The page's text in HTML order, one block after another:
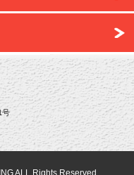
号
ALL Rights Reserved.